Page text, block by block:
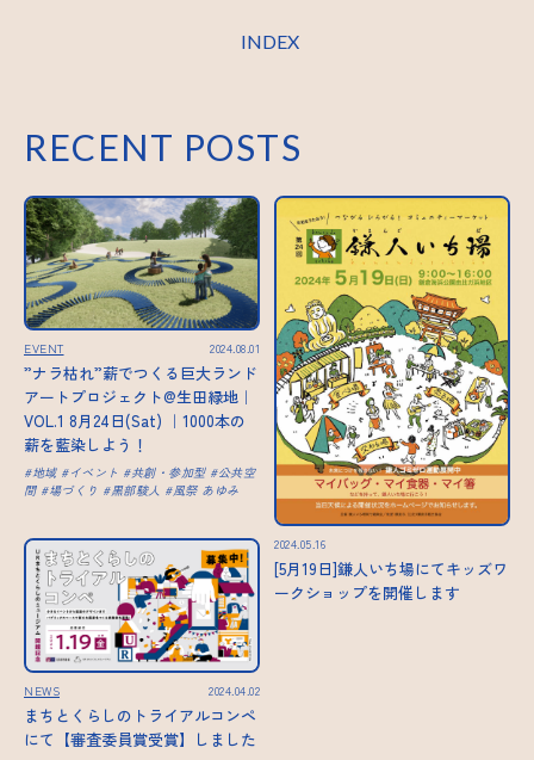
INDEX
RECENT POSTS
EVENT 2024.08.01
”ナラ枯れ”薪でつくる巨大ランド
アートプロジェクト@生田緑地｜
VOL.1 8月24日(Sat) ｜1000本の
薪を藍染しよう！
地域 イベント 共創・参加型
公共空
間
場づくり 黒部駿人 風祭 あゆみ
2024.05.16
[5月19日]鎌人いち場にてキッズワ
ークショップを開催します
NEWS 2024.04.02
まちとくらしのトライアルコンペ
にて【審査委員賞受賞】しました